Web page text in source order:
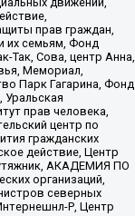
прав граждан,
их семьям, Фонд
Так, Сова, центр Анна,
Мемориал,
Парк Гагарина, Фонд
прав человека,
центр по
гражданских
действие, Центр
АКАДЕМИЯ ПО
организаций,
северных
Р, Центр